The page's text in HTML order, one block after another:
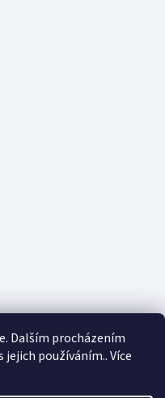
Dalším procházením
používáním.. Více